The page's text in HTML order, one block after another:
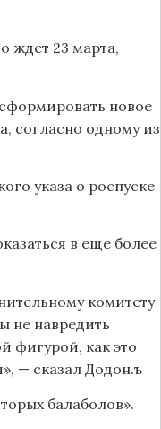
ждет 23 марта,
новое
согласно одному из
указа о роспуске
в еще более
комитету
не навредить
фигурой, как это
— сказал Додон.ъ
балаболов».